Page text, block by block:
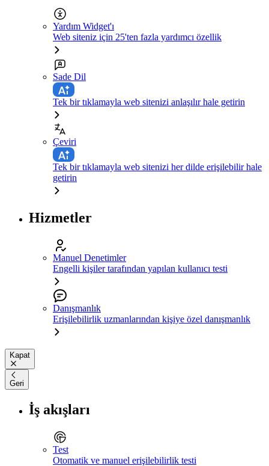
Yardım Widget'ı
Web siteniz için 25'ten fazla yardımcı özellik
Sade Dil
Tek bir tıklamayla web sitenizi anlaşılır hale getirin
Çeviri
Tek bir tıklamayla web sitenizi her dilde erişilebilir hale
getirin
Hizmetler
Manuel Denetimler
Engelli kişiler tarafından yapılan kullanıcı testi
Danışmanlık
Erişilebilirlik uzmanlarından kişiye özel danışmanlık
Kapat
Geri
İş akışları
Test
Otomatik ve manuel erişilebilirlik testi